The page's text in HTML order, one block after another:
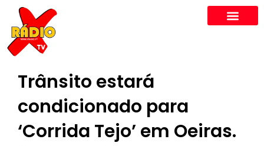
content
Trânsito estará
condicionado para
‘Corrida Tejo’ em Oeiras.